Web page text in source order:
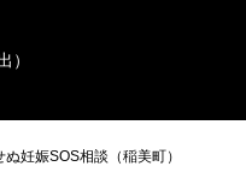
）
ぬ妊娠SOS相談（稲美町）